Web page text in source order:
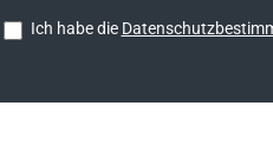
Ich habe die